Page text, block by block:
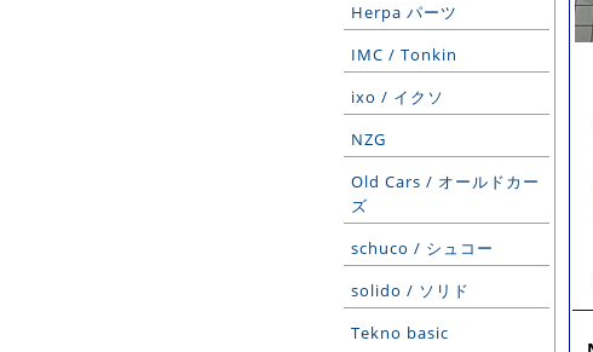
Herpa パーツ
IMC / Tonkin
ixo / イクソ
NZG
Old Cars / オールドカー
ズ
schuco / シュコー
solido / ソリド
Tekno basic